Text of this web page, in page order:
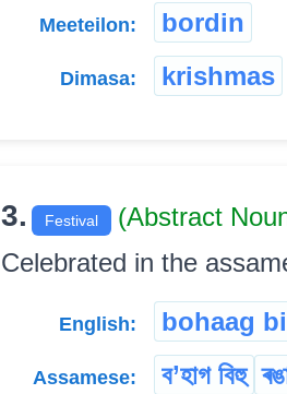
Meeteilon: bordin
Dimasa: krishmas
3. Festival (Abstract
Celebrated in the
English: bohaag
Assamese: ব’হাগ বিহু